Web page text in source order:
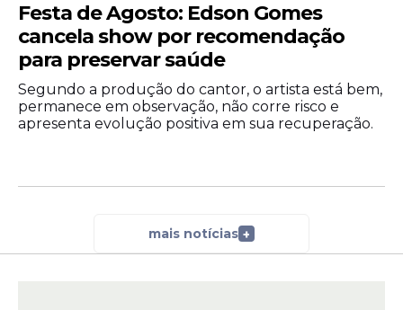
Festa de Agosto: Edson Gomes
cancela show por recomendação
para preservar saúde
Segundo a produção do cantor, o artista está bem,
permanece em observação, não corre risco e
apresenta evolução positiva em sua recuperação.
mais notícias +